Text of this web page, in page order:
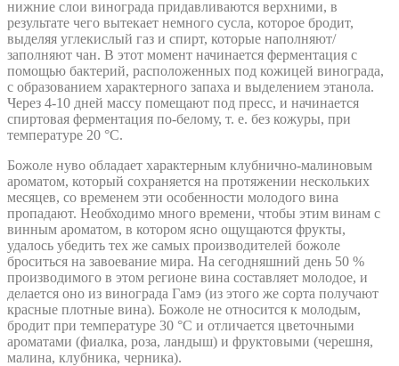
нижние слои винограда придавливаются верхними, в
результате чего вытекает немного сусла, которое бродит,
выделяя углекислый газ и спирт, которые наполняют/
заполняют чан. В этот момент начинается ферментация с
помощью бактерий, расположенных под кожицей винограда,
с образованием характерного запаха и выделением этанола.
Через 4-10 дней массу помещают под пресс, и начинается
спиртовая ферментация по-белому, т. е. без кожуры, при
температуре 20 °С.
Божоле нуво обладает характерным клубнично-малиновым
ароматом, который сохраняется на протяжении нескольких
месяцев, со временем эти особенности молодого вина
пропадают. Необходимо много времени, чтобы этим винам с
винным ароматом, в котором ясно ощущаются фрукты,
удалось убедить тех же самых производителей божоле
броситься на завоевание мира. На сегодняшний день 50 %
производимого в этом регионе вина составляет молодое, и
делается оно из винограда Гамэ (из этого же сорта получают
красные плотные вина). Божоле не относится к молодым,
бродит при температуре 30 °С и отличается цветочными
ароматами (фиалка, роза, ландыш) и фруктовыми (черешня,
малина, клубника, черника).